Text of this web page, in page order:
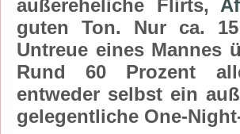
außereheliche Flirts,
guten Ton. Nur ca.
Untreue eines Mannes
Rund 60 Prozent
entweder selbst ein
gelegentliche One-